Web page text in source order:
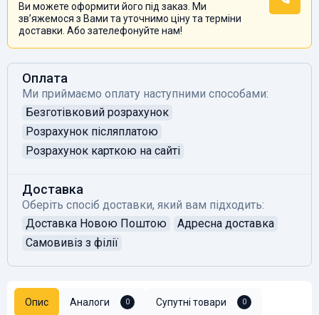
Ви можете оформити його під заказ. Ми
звʼяжемося з Вами та уточнимо ціну та терміни
доставки. Або зателефонуйте нам!
Оплата
Ми приймаємо оплату наступними способами:
Безготівковий розрахунок
Розрахунок післяплатою
Розрахунок карткою на сайті
Доставка
Оберіть спосіб доставки, який вам підходить:
Доставка Новою Поштою
Адресна доставка
Самовивіз з філії
Опис Аналоги 0 Супутні товари 0